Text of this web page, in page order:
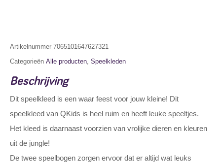
Artikelnummer 7065101647627321
Categorieën Alle producten, Speelkleden
Beschrijving
Dit speelkleed is een waar feest voor jouw kleine! Dit
speelkleed van QKids is heel ruim en heeft leuke speeltjes.
Het kleed is daarnaast voorzien van vrolijke dieren en kleuren
uit de jungle!
De twee speelbogen zorgen ervoor dat er altijd wat leuks